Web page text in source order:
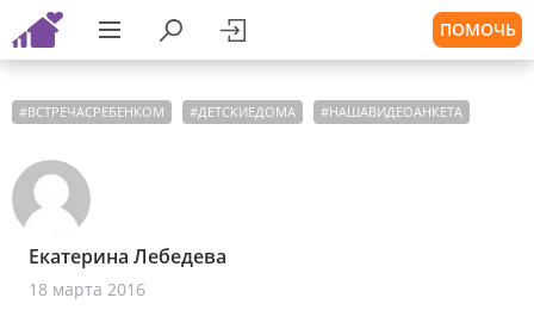
ПОМОЧЬ
#ВСТРЕЧАСРЕБЕНКОМ #ДЕТСКИЕДОМА #НАШАВИДЕОАНКЕТА
Екатерина Лебедева
18 марта 2016